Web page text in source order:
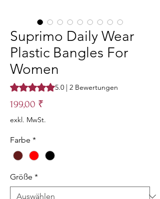
Suprimo Daily Wear
Plastic Bangles For
Women
Das Rating beträgt 5.0 von fünf Sternen,
5.0 | 2 Bewertungen
199,00 ₹
exkl. MwSt.
Farbe *
Größe *